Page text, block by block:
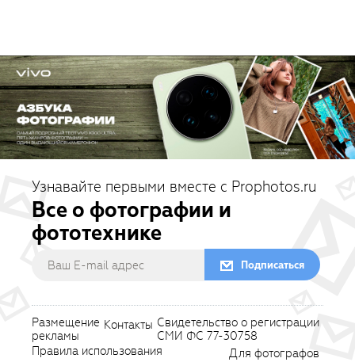
Узнавайте первыми вместе с Prophotos.ru
Все о фотографии и
фототехнике
Подписаться
Размещение
рекламы
Контакты Свидетельство о регистрации
СМИ ФС 77-30758
Правила использования
Для фотографов